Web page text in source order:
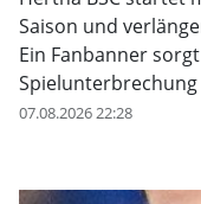
Saison und
Ein Fanbanner
07.08.2026 22:28